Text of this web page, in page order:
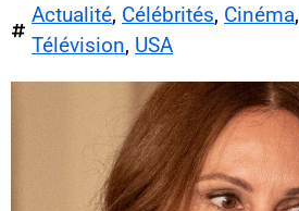
Actualité, Célébrités, Cinéma,
Télévision, USA